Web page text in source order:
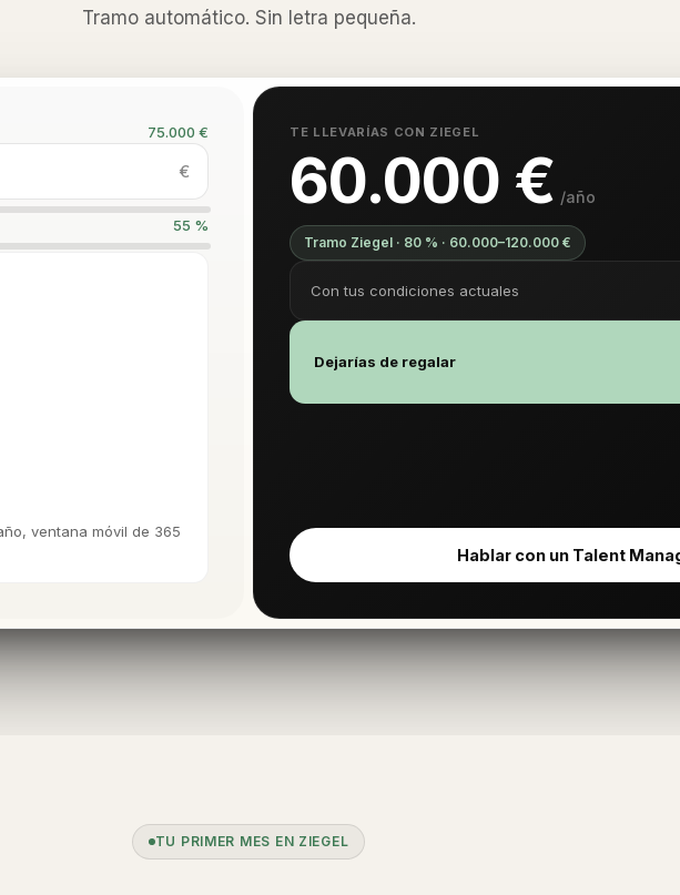
Tramo automático. Sin letra pequeña.
75.000 €
€
55 %
ventana móvil de 365
TE LLEVARÍAS CON ZIEGEL
60.000 € /año
Tramo Ziegel · 80 % · 60.000–120.000 €
Con tus condiciones actuales
Dejarías de regalar
Hablar con un Talent
TU PRIMER MES EN ZIEGEL